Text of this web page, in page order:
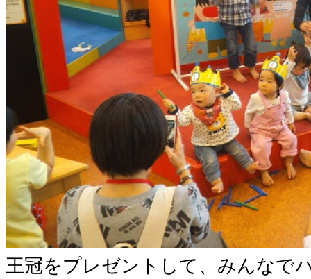
王冠をプレゼントして、みんなで